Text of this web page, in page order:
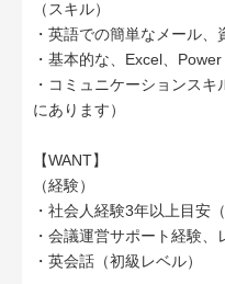
（スキル）
・英語での簡単なメール、
・基本的な、Excel、
・コミュニケーションス
にあります）
【WANT】
（経験）
・社会人経験3年以上目安
・会議運営サポート経験、
・英会話（初級レベル）